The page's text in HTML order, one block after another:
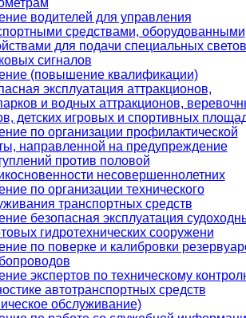
водителей для управления
средствами, оборудованными
для подачи специальных
сигналов
(повышение квалификации)
эксплуатация аттракционов,
и водных аттракционов,
детских игровых и спортивных
по организации профилактической
направленной на предупреждение
против половой
несовершеннолетних
по организации технического
транспортных средств
безопасная эксплуатация
гидротехнических сооружени
по поверке и калибровки
экспертов по техническому
автотранспортных средств
обслуживание)